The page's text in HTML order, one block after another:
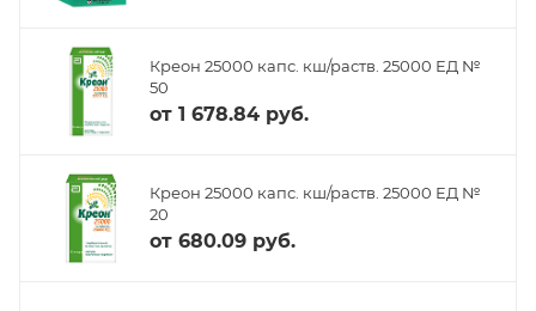
Креон 25000 капс. кш/раств. 25000 ЕД №
50
от 1 678.84 руб.
Креон 25000 капс. кш/раств. 25000 ЕД №
20
от 680.09 руб.